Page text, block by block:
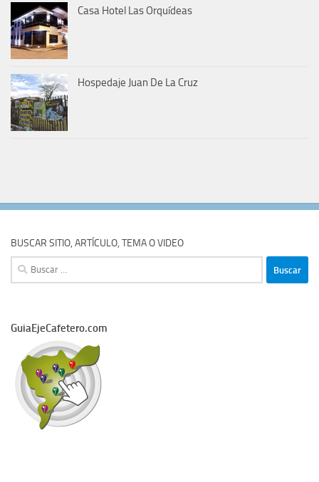
Casa Hotel Las Orquídeas
Hospedaje Juan De La Cruz
BUSCAR SITIO, ARTÍCULO, TEMA O VIDEO
Buscar:
GuiaEjeCafetero.com